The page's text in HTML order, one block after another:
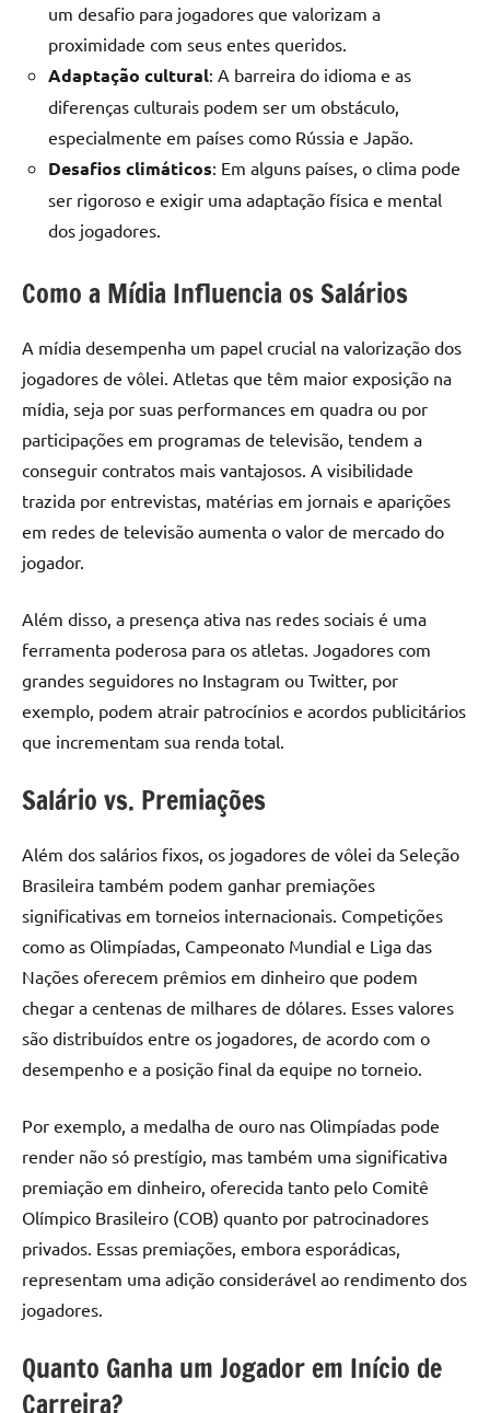
um desafio para jogadores que valorizam a
proximidade com seus entes queridos.
Adaptação cultural: A barreira do idioma e as
diferenças culturais podem ser um obstáculo,
especialmente em países como Rússia e Japão.
Desafios climáticos: Em alguns países, o clima pode
ser rigoroso e exigir uma adaptação física e mental
dos jogadores.
Como a Mídia Influencia os Salários
A mídia desempenha um papel crucial na valorização dos
jogadores de vôlei. Atletas que têm maior exposição na
mídia, seja por suas performances em quadra ou por
participações em programas de televisão, tendem a
conseguir contratos mais vantajosos. A visibilidade
trazida por entrevistas, matérias em jornais e aparições
em redes de televisão aumenta o valor de mercado do
jogador.
Além disso, a presença ativa nas redes sociais é uma
ferramenta poderosa para os atletas. Jogadores com
grandes seguidores no Instagram ou Twitter, por
exemplo, podem atrair patrocínios e acordos publicitários
que incrementam sua renda total.
Salário vs. Premiações
Além dos salários fixos, os jogadores de vôlei da Seleção
Brasileira também podem ganhar premiações
significativas em torneios internacionais. Competições
como as Olimpíadas, Campeonato Mundial e Liga das
Nações oferecem prêmios em dinheiro que podem
chegar a centenas de milhares de dólares. Esses valores
são distribuídos entre os jogadores, de acordo com o
desempenho e a posição final da equipe no torneio.
Por exemplo, a medalha de ouro nas Olimpíadas pode
render não só prestígio, mas também uma significativa
premiação em dinheiro, oferecida tanto pelo Comitê
Olímpico Brasileiro (COB) quanto por patrocinadores
privados. Essas premiações, embora esporádicas,
representam uma adição considerável ao rendimento dos
jogadores.
Quanto Ganha um Jogador em Início de
Carreira?